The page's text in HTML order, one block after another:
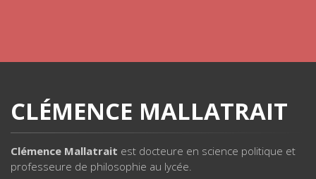
CLÉMENCE MALLATRAIT
Clémence Mallatrait est docteure en science politique et
professeure de philosophie au lycée.